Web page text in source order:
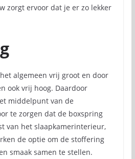
zorgt ervoor dat je er zo lekker
algemeen vrij groot en door
ook vrij hoog. Daardoor
middelpunt van de
te zorgen dat de boxspring
van het slaapkamerinterieur,
de optie om de stoffering
smaak samen te stellen.